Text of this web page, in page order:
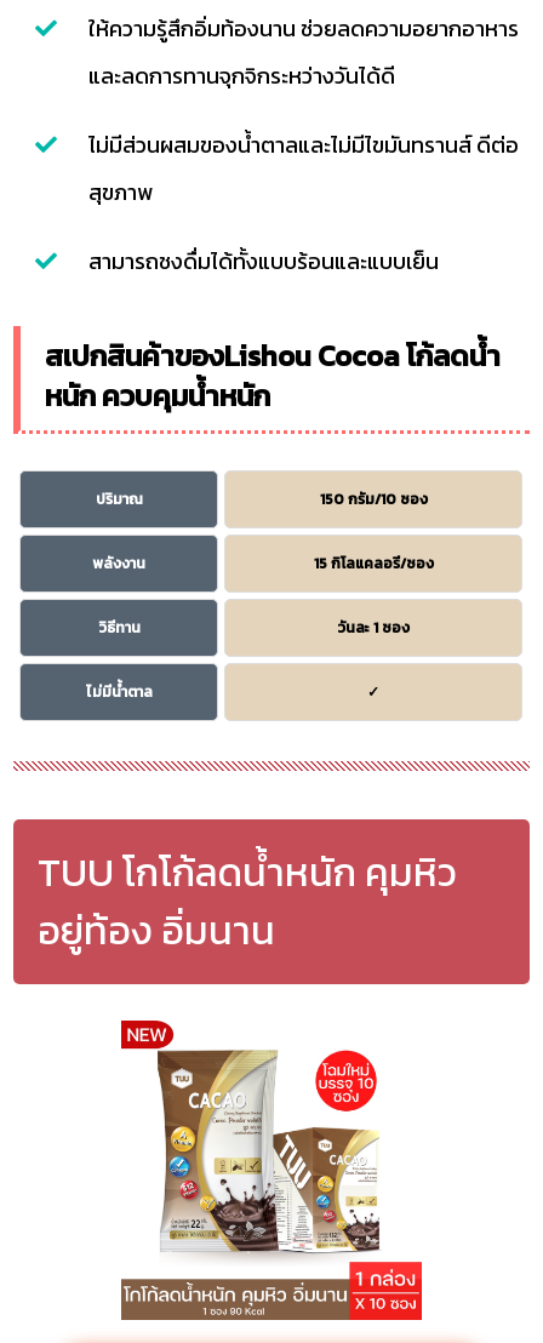
ให้ความรู้สึกอิ่มท้องนาน ช่วยลดความอยากอาหาร
และลดการทานจุกจิกระหว่างวันได้ดี
ไม่มีส่วนผสมของน้ำตาลและไม่มีไขมันทรานส์ ดีต่อ
สุขภาพ
สามารถชงดื่มได้ทั้งแบบร้อนและแบบเย็น
สเปกสินค้าของLishou Cocoa โก้ลดน้ำ
หนัก ควบคุมน้ำหนัก
ปริมาณ 150 กรัม/10 ซอง
พลังงาน 15 กิโลแคลอรี/ซอง
วิธีทาน วันละ 1 ซอง
ไม่มีน้ำตาล ✓
TUU โกโก้ลดน้ำหนัก คุมหิว
อยู่ท้อง อิ่มนาน